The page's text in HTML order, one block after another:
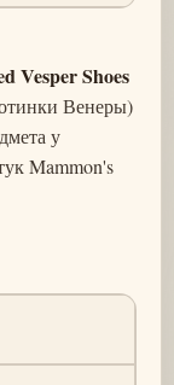
Vesper Shoes
Венеры)
у
Mammon's